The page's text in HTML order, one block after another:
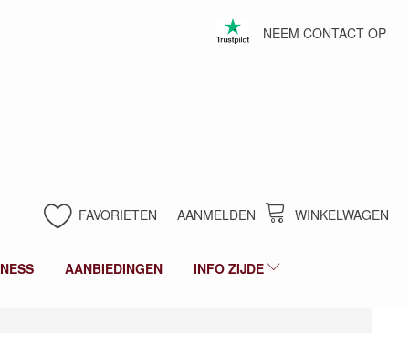
NEEM CONTACT OP
WINKELWAGEN
FAVORIETEN AANMELDEN
AANBIEDINGEN INFO ZIJDE